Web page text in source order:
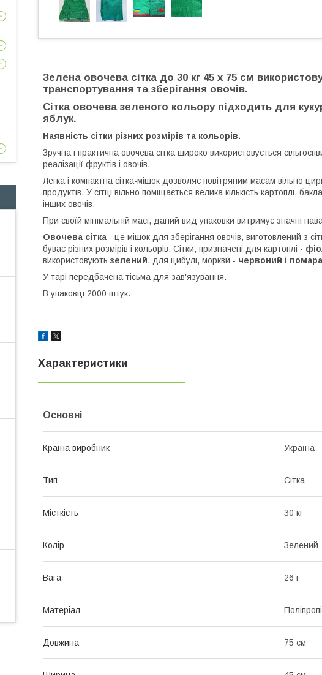
Зелена овочева сітка до 30 кг 45 х 75 см
транспортування та зберігання овочів.
Сітка овочева зеленого кольору підходить для
яблук.
Наявність сітки різних розмірів та кольорів.
Зручна і практична овочева сітка широко використовується
реалізації фруктів і овочів.
Легка і компактна сітка-мішок дозволяє повітряним масам вільно
продуктів. У сітці вільно поміщається велика кількість картоплі,
інших овочів.
При своїй мінімальній масі, даний вид упаковки витримує значні
Овочева сітка - це мішок для зберігання овочів, виготовлений з
буває різних розмірів і кольорів. Сітки, призначені для картоплі -
використовують зелений, для цибулі, моркви - червоний і
У тарі передбачена тісьма для зав'язування.
В упаковці 2000 штук.
Характеристики
Основні
Країна виробник Україна
Тип Сітка
Місткість 30 кг
Колір Зелений
Вага 26 г
Матеріал
Довжина 75 см